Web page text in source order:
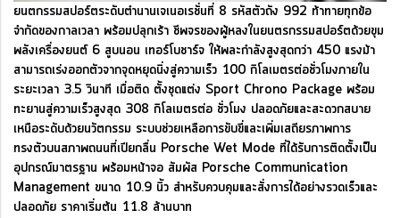
ยนตกรรมสปอร์ตระดับตำนานเจเนอเรชั่นที่ 8 รหัสตัวถัง 992 ท้าทายทุกข้อ
จำกัดของกาลเวลา พร้อมปลุกเร้า ชีพจรของผู้หลงในยนตรกรรมสปอร์ตด้วยขุม
พลังเครื่องยนต์ 6 สูบนอน เทอร์โบชาร์จ ให้พละกำลังสูงสุดกว่า 450 แรงม้า
สามารถเร่งออกตัวจากจุดหยุดนิ่งสู่ความเร็ว 100 กิโลเมตรต่อชั่วโมงภายใน
ระยะเวลา 3.5 วินาที เมื่อติด ตั้งชุดแต่ง Sport Chrono Package พร้อม
ทะยานสู่ความเร็วสูงสุด 308 กิโลเมตรต่อ ชั่วโมง ปลอดภัยและสะดวกสบาย
เหนือระดับด้วยนวัตกรรม ระบบช่วยเหลือการขับขี่และเพิ่มเสถียรภาพการ
ทรงตัวบนสภาพถนนที่เปียกลื่น Porsche Wet Mode ที่ได้รับการติดตั้งเป็น
อุปกรณ์มาตรฐาน พร้อมหน้าจอ สัมผัส Porsche Communication
Management ขนาด 10.9 นิ้ว สำหรับควบคุมและสั่งการได้อย่างรวดเร็วและ
ปลอดภัย ราคาเริ่มต้น 11.8 ล้านบาท